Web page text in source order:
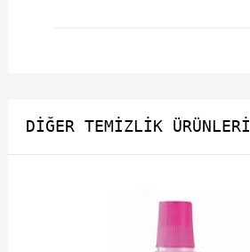
DIĞER TEMIZLIK ÜRÜNLERI